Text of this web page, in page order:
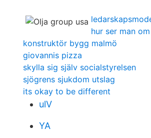
hur ser man
konstruktör bygg malmö
giovannis pizza
skylla sig själv socialstyrelsen
sjögrens sjukdom utslag
its okay to be different
ulV
YA